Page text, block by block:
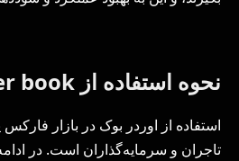
نحوه استفاده از order book
استفاده از اوردر بوک در بازار
تاجران و سرمایه‌گذاران است. در